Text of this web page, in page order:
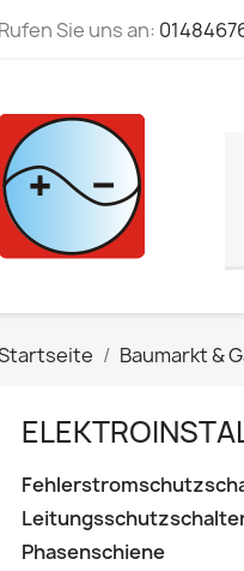
Rufen Sie uns an:
Baumarkt &
Phasenschiene